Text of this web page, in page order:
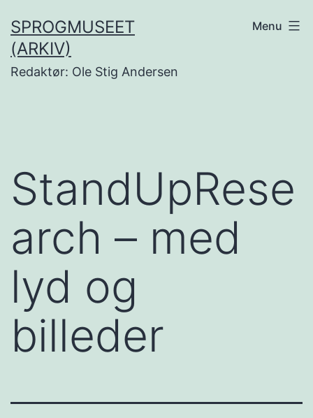
til
indhold
SPROGMUSEET
(ARKIV)
Redaktør: Ole Stig Andersen
Menu
StandUpRese
arch – med
lyd og
billeder